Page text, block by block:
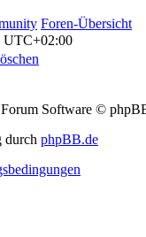
Foren-Übersicht
UTC+02:00
Software ©
durch phpBB.de